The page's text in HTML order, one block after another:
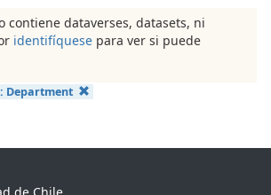
contiene dataverses, datasets, ni
identifíquese para ver si puede
Department
de Chile